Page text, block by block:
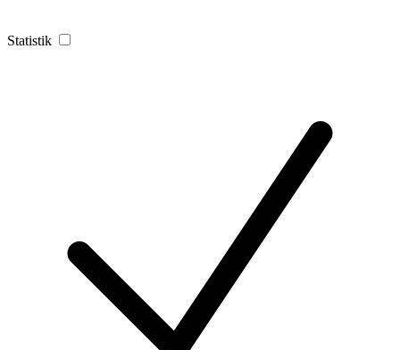
Statistik